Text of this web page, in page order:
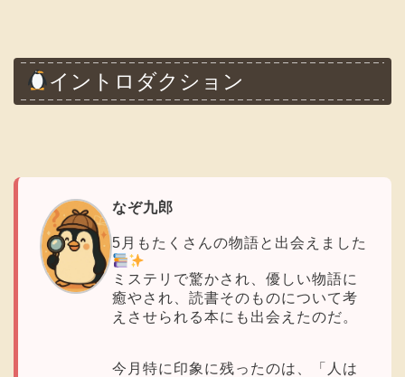
イントロダクション
なぞ九郎
5月もたくさんの物語と出会えました
ミステリで驚かされ、優しい物語に
癒やされ、読書そのものについて考
えさせられる本にも出会えたのだ。
今月特に印象に残ったのは、「人は